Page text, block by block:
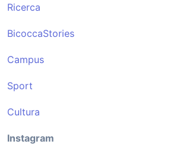
Ricerca
BicoccaStories
Campus
Sport
Cultura
Instagram